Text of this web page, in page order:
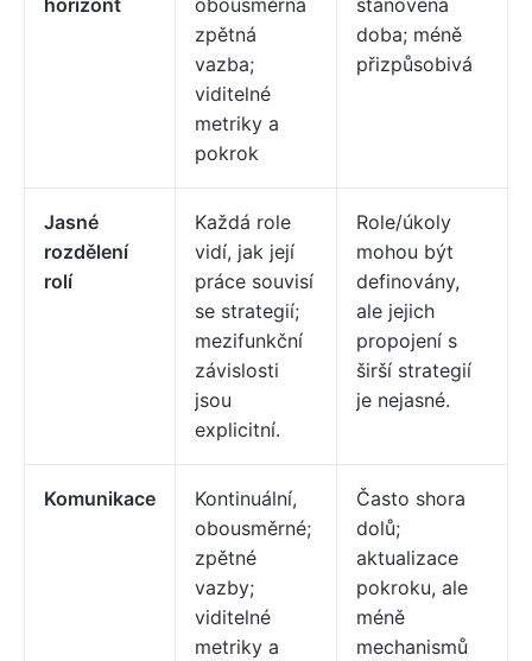
horizont
obousměrná
zpětná
vazba;
viditelné
metriky a
pokrok
stanovená
doba; méně
přizpůsobivá
Jasné
rozdělení
rolí
Každá role
vidí, jak její
práce souvisí
se strategií;
mezifunkční
závislosti
jsou
explicitní.
Role/úkoly
mohou být
definovány,
ale jejich
propojení s
širší strategií
je nejasné.
Komunikace
Kontinuální,
obousměrné;
zpětné
vazby;
viditelné
metriky a
Často shora
dolů;
aktualizace
pokroku, ale
méně
mechanismů